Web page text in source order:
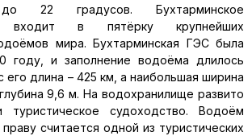
до 22 градусов. Бухтарминское
входит в пятёрку крупнейших
мира. Бухтарминская ГЭС была
году, и заполнение водоёма длилось
его длина – 425 км, а наибольшая ширина
9,6 м. На водохранилище развито
судоходство. Водоём
считается одной из туристических